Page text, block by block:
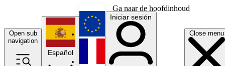
Ga naar de hoofdinhoud
Open sub
navigation
Close menu
Español
English
Français
Iniciar sesión